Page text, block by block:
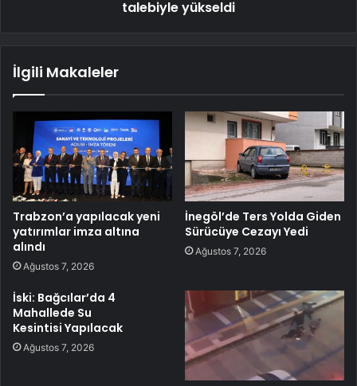
talebiyle yükseldi
İlgili Makaleler
Trabzon’a yapılacak yeni
yatırımlar imza altına
alındı
Ağustos 7, 2026
İnegöl’de Ters Yolda Giden
Sürücüye Cezayı Yedi
Ağustos 7, 2026
İski: Bağcılar’da 4
Mahallede Su
Kesintisi Yapılacak
Ağustos 7, 2026